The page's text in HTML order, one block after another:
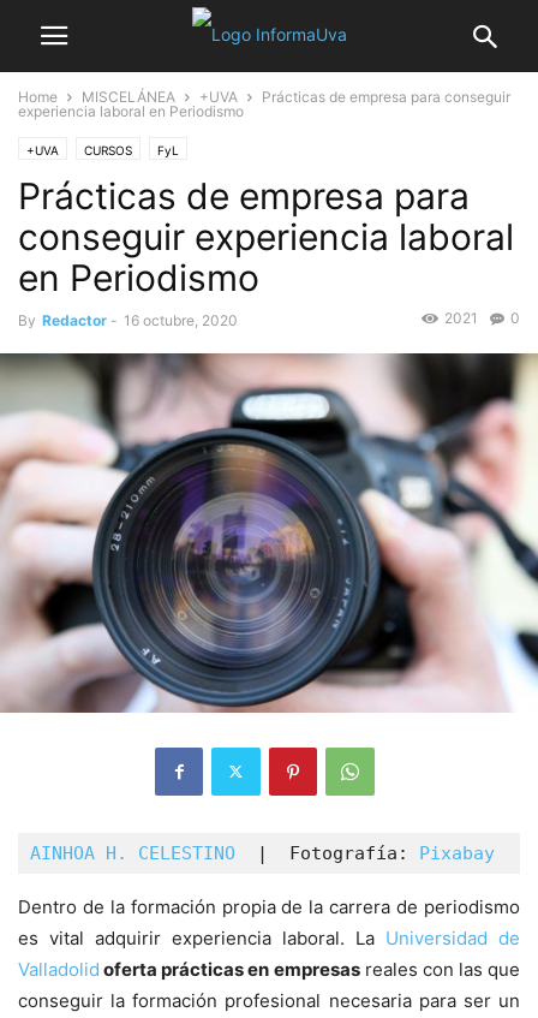
Home MISCELÁNEA +UVA
Prácticas de empresa para conseguir
experiencia laboral en Periodismo
+UVA CURSOS FyL
Prácticas de empresa para
conseguir experiencia laboral
en Periodismo
By Redactor - 16 octubre, 2020 0
2021
AINHOA H. CELESTINO |  Fotografía: Pixabay
Dentro de la formación propia de la carrera de periodismo
es vital adquirir experiencia laboral. La Universidad de
Valladolid oferta prácticas en empresasreales con las que
conseguir la formación profesional necesaria para ser un